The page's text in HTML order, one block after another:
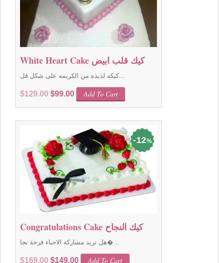
White Heart Cake كيك قلب ابيض
كيكه لذيذه من الكريمه على شكل قل...
$129.00 Original
$129.00.
$99.00Current
price
$99.00.
Add To Cart
12%
Congratulations Cake كيك النجاح
هل تريد مشاركة الاحباء فرحة نجا�...
$169.00 Original
$149.00CurrentAdd To Cart